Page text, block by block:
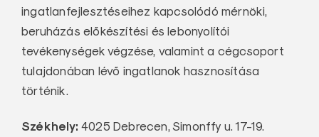
ingatlanfejlesztéseihez kapcsolódó mérnöki,
beruházás előkészítési és lebonyolítói
tevékenységek végzése, valamint a cégcsoport
tulajdonában lévő ingatlanok hasznosítása
történik.
Székhely: 4025 Debrecen, Simonffy u. 17-19.